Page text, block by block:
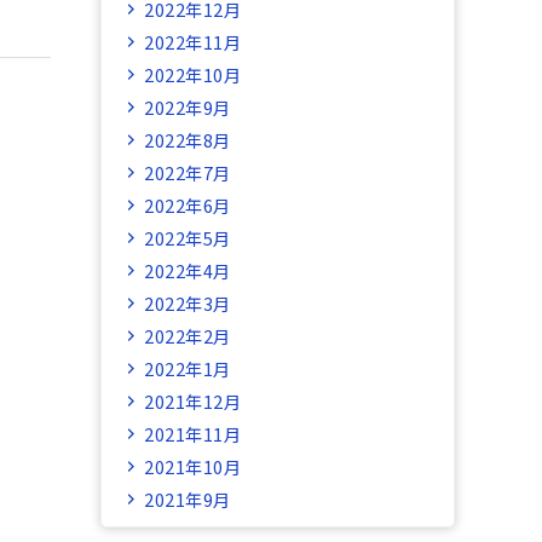
2022年12月
2022年11月
2022年10月
2022年9月
2022年8月
2022年7月
2022年6月
2022年5月
2022年4月
2022年3月
2022年2月
2022年1月
2021年12月
2021年11月
2021年10月
2021年9月